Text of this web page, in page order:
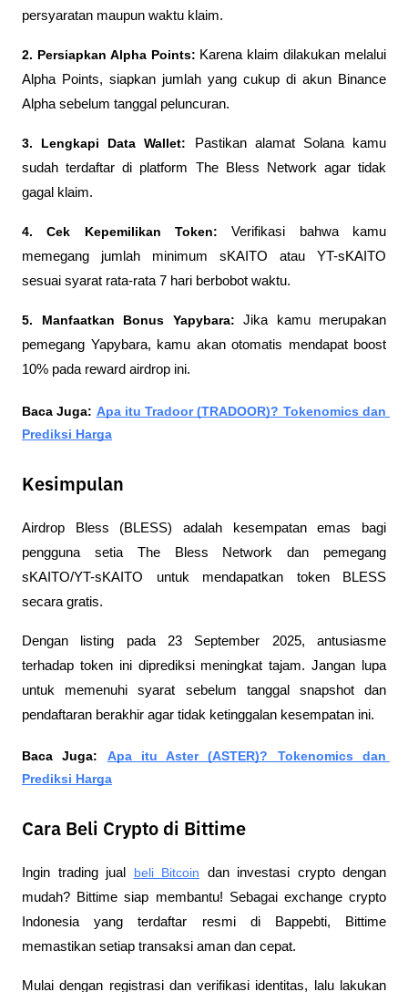
persyaratan maupun waktu klaim.
2. Persiapkan Alpha Points: Karena klaim dilakukan melalui
Alpha Points, siapkan jumlah yang cukup di akun Binance
Alpha sebelum tanggal peluncuran.
3. Lengkapi Data Wallet:
Pastikan alamat Solana kamu
sudah terdaftar di platform The Bless Network agar tidak
gagal klaim.
4. Cek Kepemilikan Token: Verifikasi bahwa kamu
memegang jumlah minimum sKAITO atau YT-sKAITO
sesuai syarat rata-rata 7 hari berbobot waktu.
5. Manfaatkan Bonus Yapybara: Jika kamu merupakan
pemegang Yapybara, kamu akan otomatis mendapat boost
10% pada reward airdrop ini.
Baca Juga: Apa itu Tradoor (TRADOOR)? Tokenomics dan
Prediksi Harga
Kesimpulan
Airdrop Bless (BLESS) adalah kesempatan emas bagi
pengguna setia The Bless Network dan pemegang
sKAITO/YT-sKAITO untuk mendapatkan token BLESS
secara gratis.
Dengan listing pada 23 September 2025, antusiasme
terhadap token ini diprediksi meningkat tajam. Jangan lupa
untuk memenuhi syarat sebelum tanggal snapshot dan
pendaftaran berakhir agar tidak ketinggalan kesempatan ini.
Baca Juga: Apa itu Aster (ASTER)? Tokenomics dan
Prediksi Harga
Cara Beli Crypto di Bittime
Ingin trading jual beli Bitcoin dan investasi crypto dengan
mudah? Bittime siap membantu! Sebagai exchange crypto
Indonesia yang terdaftar resmi di Bappebti, Bittime
memastikan setiap transaksi aman dan cepat.
Mulai dengan registrasi dan verifikasi identitas, lalu lakukan